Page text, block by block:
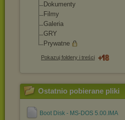
Dokumenty
Filmy
Galeria
GRY
Prywatne
Pokazuj foldery i treści
Ostatnio pobierane pliki
Boot Disk - MS-DOS 5.00.IMA